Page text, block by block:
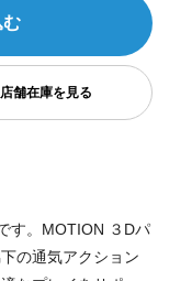
む
す。MOTION ３Dパ
の通気アクション